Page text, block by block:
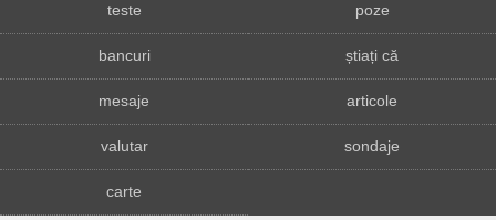
teste poze
bancuri știați că
mesaje articole
valutar sondaje
carte